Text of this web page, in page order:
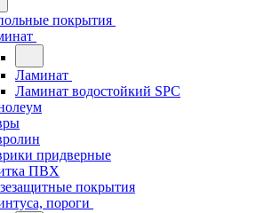
покрытия
Ламинат
Ламинат водостойкий SPC
придверные
ПВХ
покрытия
пороги